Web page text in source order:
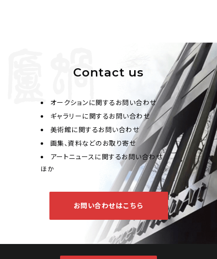
Contact us
オークションに関するお問い合わせ
ギャラリーに関するお問い合わせ
美術館に関するお問い合わせ
画集、資料などのお取り寄せ
アートニュースに関するお問い合わせ
ほか
お問い合わせはこちら